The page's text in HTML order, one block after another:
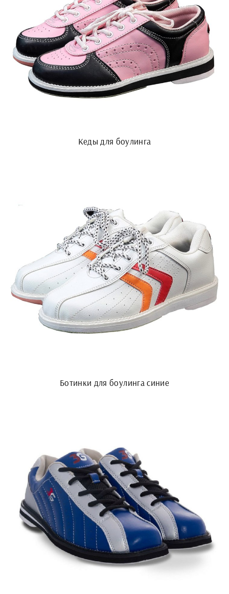
Кеды для боулинга
Ботинки для боулинга синие